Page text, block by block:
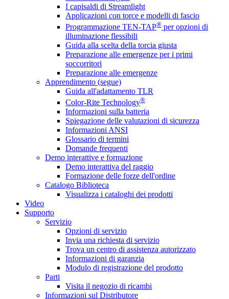
I capisaldi di Streamlight
Applicazioni con torce e modelli di fascio
Programmazione TEN-TAP® per opzioni di
illuminazione flessibili
Guida alla scelta della torcia giusta
Preparazione alle emergenze per i primi
soccorritori
Preparazione alle emergenze
Apprendimento (segue)
Guida all'adattamento TLR
Color-Rite Technology®
Informazioni sulla batteria
Spiegazione delle valutazioni di sicurezza
Informazioni ANSI
Glossario di termini
Domande frequenti
Demo interattive e formazione
Demo interattiva del raggio
Formazione delle forze dell'ordine
Catalogo Biblioteca
Visualizza i cataloghi dei prodotti
Video
Supporto
Servizio
Opzioni di servizio
Invia una richiesta di servizio
Trova un centro di assistenza autorizzato
Informazioni di garanzia
Modulo di registrazione del prodotto
Parti
Visita il negozio di ricambi
Informazioni sul Distributore